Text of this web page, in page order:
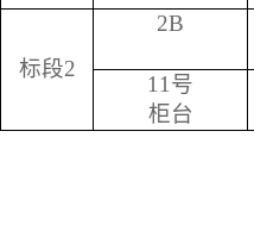
标段2
2B
11号
柜台